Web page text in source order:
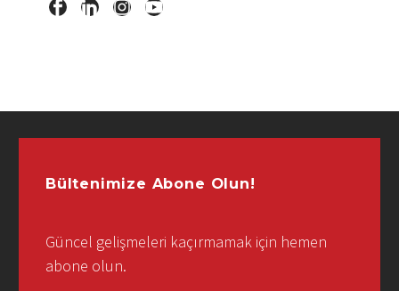
Bültenimize Abone Olun!
Güncel gelişmeleri kaçırmamak için hemen
abone olun.